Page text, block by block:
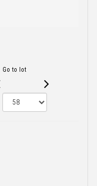
Go to lot